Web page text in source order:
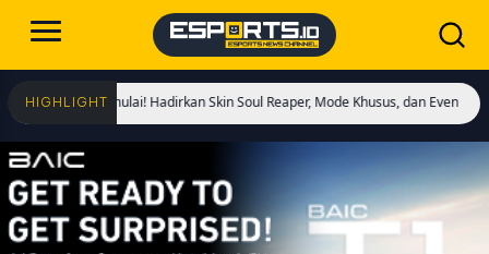
HIGHLIGHT
Kings Dimulai! Hadirkan Skin Soul Reaper, Mode Khusus, dan Event Eksklusif!